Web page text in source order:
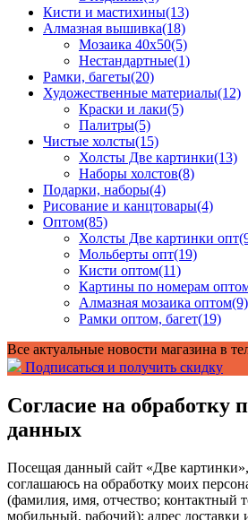
Кисти и мастихины(13)
Алмазная вышивка(18)
Мозаика 40x50(5)
Нестандартные(1)
Рамки, багеты(20)
Художественные материалы(12)
Краски и лаки(5)
Палитры(5)
Чистые холсты(15)
Холсты Две картинки(13)
Наборы холстов(8)
Подарки, наборы(4)
Рисование и канцтовары(4)
Оптом(85)
Холсты Две картинки опт
Мольберты опт(19)
Кисти оптом(11)
Картины по номерам
Алмазная мозаика оптом(9)
Рамки оптом, багет(19)
Все актуальные новости магазина в
Подписаться и получить скидку
Согласие на обработку
данных
Посещая данный сайт «Две
соглашаюсь на обработку моих
(фамилия, имя, отчество; контактный
мобильный, рабочий); адрес доставки